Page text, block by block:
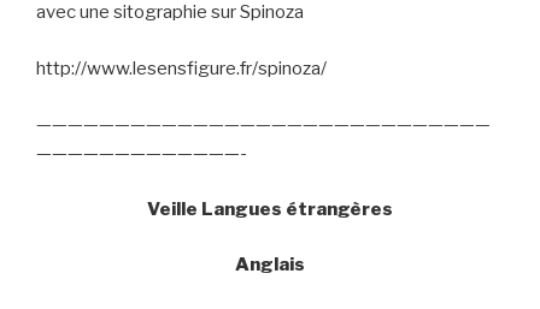
avec une sitographie sur Spinoza
http://www.lesensfigure.fr/spinoza/
—————————————————————————————
—————————————-
Veille Langues étrangères
Anglais